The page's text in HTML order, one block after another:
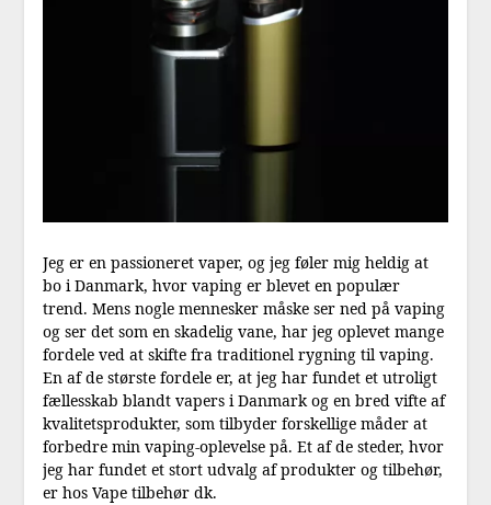
Jeg er en passioneret vaper, og jeg føler mig heldig at
bo i Danmark, hvor vaping er blevet en populær
trend. Mens nogle mennesker måske ser ned på vaping
og ser det som en skadelig vane, har jeg oplevet mange
fordele ved at skifte fra traditionel rygning til vaping.
En af de største fordele er, at jeg har fundet et utroligt
fællesskab blandt vapers i Danmark og en bred vifte af
kvalitetsprodukter, som tilbyder forskellige måder at
forbedre min vaping-oplevelse på. Et af de steder, hvor
jeg har fundet et stort udvalg af produkter og tilbehør,
er hos Vape tilbehør dk.